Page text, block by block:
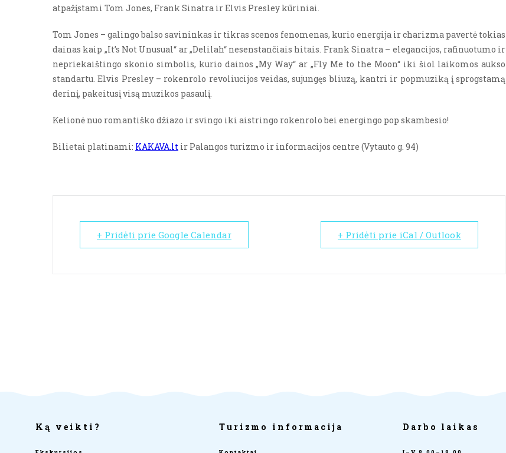
atpažįstami Tom Jones, Frank Sinatra ir Elvis Presley kūriniai.
Tom Jones – galingo balso savininkas ir tikras scenos fenomenas, kurio energija ir charizma pavertė tokias
dainas kaip „It’s Not Unusual“ ar „Delilah“ nesenstančiais hitais. Frank Sinatra – elegancijos, rafinuotumo ir
nepriekaištingo skonio simbolis, kurio dainos „My Way“ ar „Fly Me to the Moon“ iki šiol laikomos aukso
standartu. Elvis Presley – rokenrolo revoliucijos veidas, sujungęs bliuzą, kantri ir popmuziką į sprogstamą
derinį, pakeitusį visą muzikos pasaulį.
Kelionė nuo romantiško džiazo ir svingo iki aistringo rokenrolo bei energingo pop skambesio!
Bilietai platinami: KAKAVA.lt ir Palangos turizmo ir informacijos centre (Vytauto g. 94)
+ Pridėti prie Google Calendar + Pridėti prie iCal / Outlook
Ką veikti? Turizmo informacija Darbo laikas